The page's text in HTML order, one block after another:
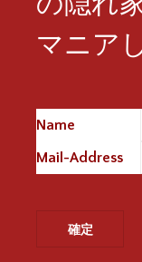
マニア
Name
Mail-Address